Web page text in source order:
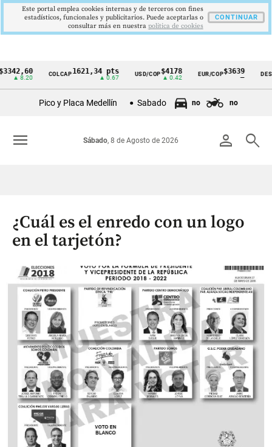
Cintillo
Colombia
COLCAP1621,34 pts USD/COP$4178
▲ 0.42
EUR/COP$3639
—
Pico y Placa Medellín Sabado no no
person search
Sábado, 8 de Agosto de 2026
menu
¿Cuál es el enredo con un logo
en el tarjetón?
Este portal emplea cookies internas y de terceros con fines
estadísticos, funcionales y publicitarios. Puede aceptarlas o
consultar más en nuestra politica de cookies
CONTINUAR